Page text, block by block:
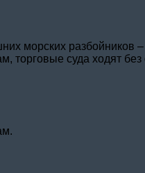
разбойников –
суда ходят без